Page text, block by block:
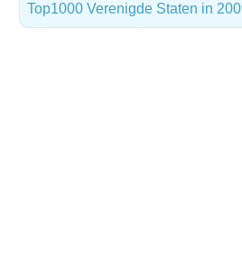
Top1000 Verenigde Staten in